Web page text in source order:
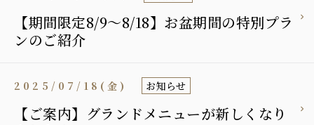
【期間限定8/9〜8/18】お盆期間の特別プラ
ンのご紹介
【ご案内】グランドメニューが新しくなり
2025/07/18(金) お知らせ